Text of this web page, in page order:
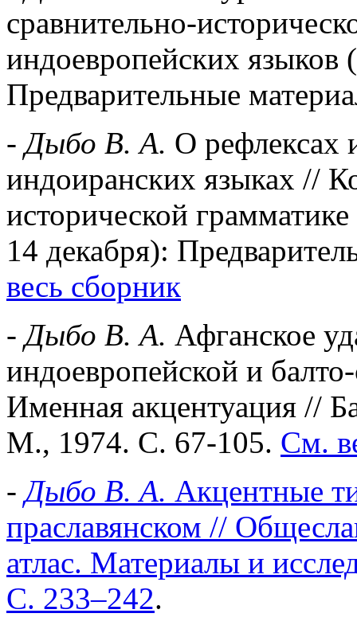
сравнительно-
индоевропейских языков
Предварительные
-Дыбо В. А. О рефлексах
индоиранских языках //
исторической
14 декабря):
весь сборник
-Дыбо В. А. Афганское
индоевропейской и
Именная акцентуация //
М., 1974. С. 67-105. См.
-Дыбо В. А. Акцентные
праславянском //
атлас. Материалы и
С. 233–242.